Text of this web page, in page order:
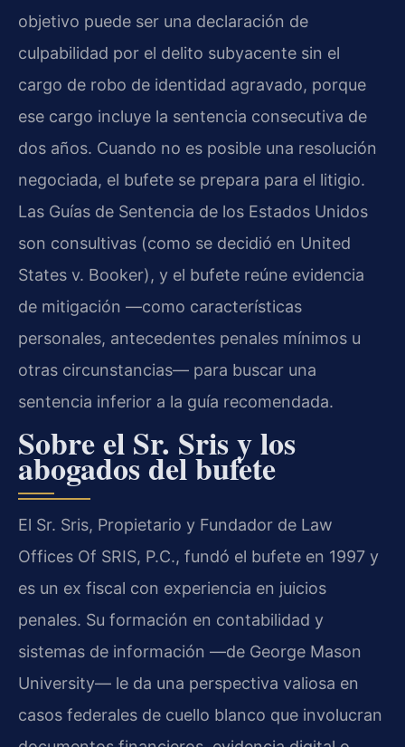
objetivo puede ser una declaración de
culpabilidad por el delito subyacente sin el
cargo de robo de identidad agravado, porque
ese cargo incluye la sentencia consecutiva de
dos años. Cuando no es posible una resolución
negociada, el bufete se prepara para el litigio.
Las Guías de Sentencia de los Estados Unidos
son consultivas (como se decidió en United
States v. Booker), y el bufete reúne evidencia
de mitigación —como características
personales, antecedentes penales mínimos u
otras circunstancias— para buscar una
sentencia inferior a la guía recomendada.
Sobre el Sr. Sris y los
abogados del bufete
El Sr. Sris, Propietario y Fundador de Law
Offices Of SRIS, P.C., fundó el bufete en 1997 y
es un ex fiscal con experiencia en juicios
penales. Su formación en contabilidad y
sistemas de información —de George Mason
University— le da una perspectiva valiosa en
casos federales de cuello blanco que involucran